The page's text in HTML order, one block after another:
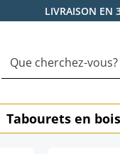
LIVRAISON EN
Tabourets en bois